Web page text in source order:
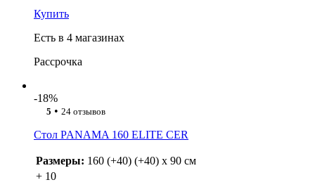
Купить
Есть в 4 магазинах
Рассрочка
-18%
5 • 24 отзывов
Стол PANAMA 160 ELITE CER
Размеры: 160 (+40) (+40) x 90 см
+ 10